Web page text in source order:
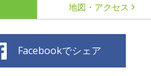
地図・アクセス
Facebookでシェア